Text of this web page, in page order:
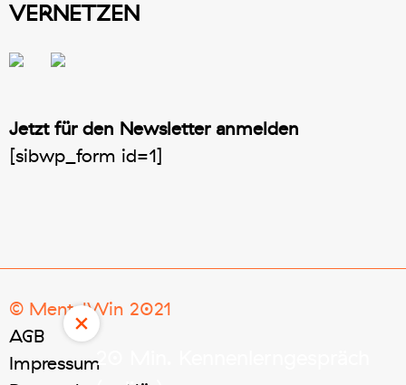
×
20 Min. Kennenlerngespräch
VERNETZEN
Jetzt für den Newsletter anmelden
[sibwp_form id=1]
© MentalWin 2021
AGB
Impressum